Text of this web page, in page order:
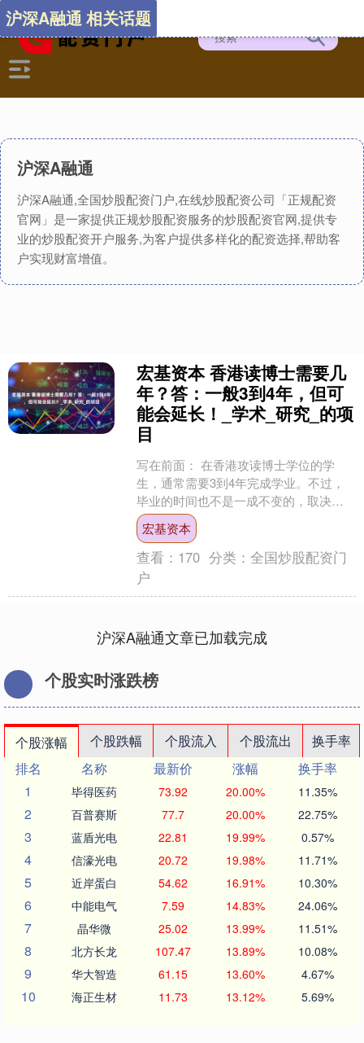
沪深A融通
沪深A融通,全国炒股配资门户,在线炒股配资公司「正规配资
官网」是一家提供正规炒股配资服务的炒股配资官网,提供专
业的炒股配资开户服务,为客户提供多样化的配资选择,帮助客
户实现财富增值。
沪深A融通 相关话题
宏基资本 香港读博士需要几
年？答：一般3到4年，但可
能会延长！_学术_研究_的项
目
写在前面： 在香港攻读博士学位的学
生，通常需要3到4年完成学业。不过，
毕业的时间也不是一成不变的，取决于
多个因素，比如所选的博士课程、个人
的研究进度以及是否遇到....
宏基资本
查看： 170 分类：全国炒股配资门
户
沪深A融通文章已加载完成
个股实时涨跌榜
个股涨幅 个股跌幅 个股流入 个股流出
换手率
排名
名称 最新价 涨幅
换手率
1
毕得医药 73.92 20.00% 11.35%
2 百普赛斯 77.7 20.00% 22.75%
3 蓝盾光电 22.81 19.99% 0.57%
4 信濠光电 20.72 19.98% 11.71%
5 近岸蛋白 54.62 16.91% 10.30%
6 中能电气 7.59 14.83% 24.06%
7 晶华微 25.02 13.99% 11.51%
8 北方长龙 107.47 13.89% 10.08%
9 华大智造 61.15 13.60% 4.67%
10 海正生材 11.73 13.12% 5.69%